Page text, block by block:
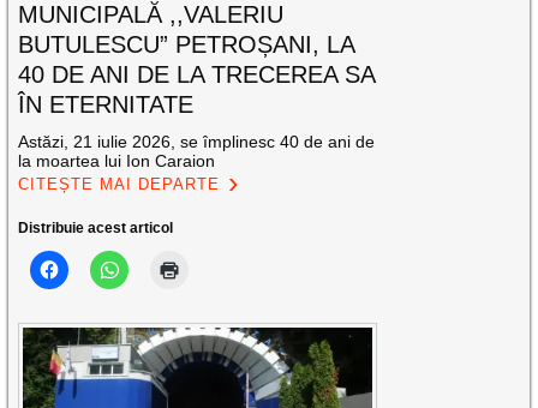
MUNICIPALĂ ,,VALERIU
BUTULESCU” PETROȘANI, LA
40 DE ANI DE LA TRECEREA SA
ÎN ETERNITATE
Astăzi, 21 iulie 2026, se împlinesc 40 de ani de
la moartea lui Ion Caraion
CITEȘTE MAI DEPARTE
Distribuie acest articol